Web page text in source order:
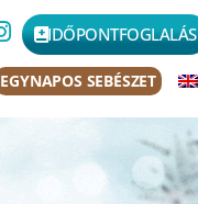
IDŐPONTFOGLALÁS
EGYNAPOS SEBÉSZET